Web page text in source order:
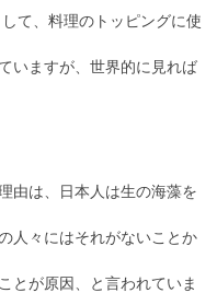
て、料理のトッピングに使
いますが、世界的に見れば
由は、日本人は生の海藻を
人々にはそれがないことか
とが原因、と言われていま